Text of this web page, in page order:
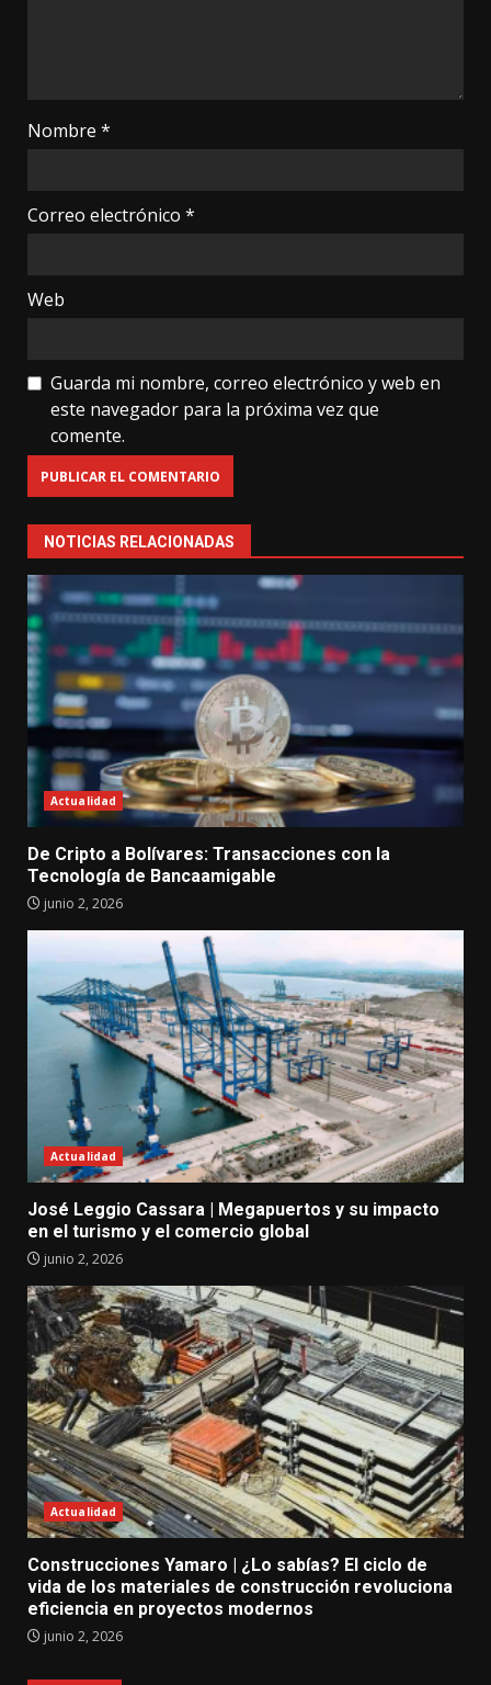
Nombre *
Correo electrónico *
Web
Guarda mi nombre, correo electrónico y web en
este navegador para la próxima vez que
comente.
NOTICIAS RELACIONADAS
Actualidad
De Cripto a Bolívares: Transacciones con la
Tecnología de Bancaamigable
junio 2, 2026
Actualidad
José Leggio Cassara | Megapuertos y su impacto
en el turismo y el comercio global
junio 2, 2026
Actualidad
Construcciones Yamaro | ¿Lo sabías? El ciclo de
vida de los materiales de construcción revoluciona
eficiencia en proyectos modernos
junio 2, 2026